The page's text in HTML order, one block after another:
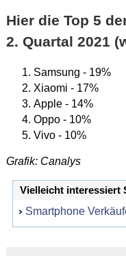
Hier die Top 5
2. Quartal 2021
Samsung - 19%
Xiaomi - 17%
Apple - 14%
Oppo - 10%
Vivo - 10%
Grafik: Canalys
Vielleicht interessiert
Smartphone